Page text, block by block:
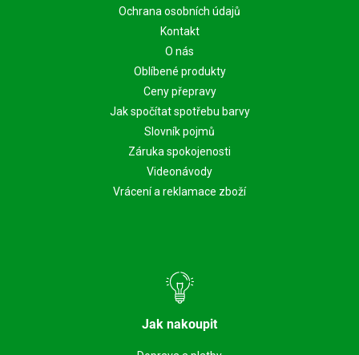
Ochrana osobních údajů
Kontakt
O nás
Oblíbené produkty
Ceny přepravy
Jak spočítat spotřebu barvy
Slovník pojmů
Záruka spokojenosti
Videonávody
Vrácení a reklamace zboží
Jak nakoupit